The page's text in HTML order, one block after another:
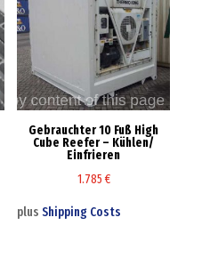
Gebrauchter 10 Fuß High
Cube Reefer – Kühlen/
Einfrieren
1.785 €
plusShipping Costs